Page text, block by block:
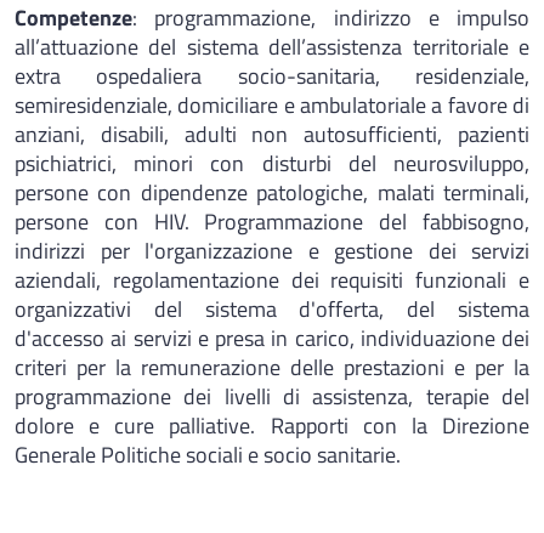
Competenze: programmazione, indirizzo e impulso
all’attuazione del sistema dell’assistenza territoriale e
extra ospedaliera socio-sanitaria, residenziale,
semiresidenziale, domiciliare e ambulatoriale a favore di
anziani, disabili, adulti non autosufficienti, pazienti
psichiatrici, minori con disturbi del neurosviluppo,
persone con dipendenze patologiche, malati terminali,
persone con HIV. Programmazione del fabbisogno,
indirizzi per l'organizzazione e gestione dei servizi
aziendali, regolamentazione dei requisiti funzionali e
organizzativi del sistema d'offerta, del sistema
d'accesso ai servizi e presa in carico, individuazione dei
criteri per la remunerazione delle prestazioni e per la
programmazione dei livelli di assistenza, terapie del
dolore e cure palliative. Rapporti con la Direzione
Generale Politiche sociali e socio sanitarie.